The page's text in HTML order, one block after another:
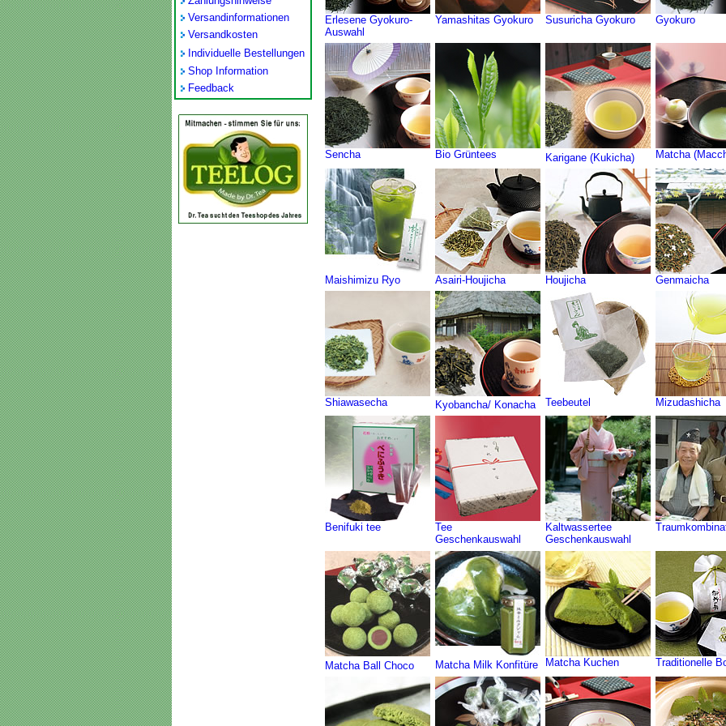
Versandinformationen
Versandkosten
Individuelle Bestellungen
Shop Information
Feedback
Erlesene Gyokuro-
Auswahl
Yamashitas Gyokuro Susuricha Gyokuro Gyokuro
Sencha Bio Grüntees Karigane (Kukicha) Matcha
Maishimizu Ryo Asairi-Houjicha Houjicha Genmaicha
Shiawasecha Kyobancha/ Konacha Teebeutel Mizudashicha
Benifuki tee
Tee
Geschenkauswahl
Kaltwassertee
Geschenkauswahl
Matcha Ball Choco Matcha Milk Konfitüre Matcha Kuchen Traditionelle